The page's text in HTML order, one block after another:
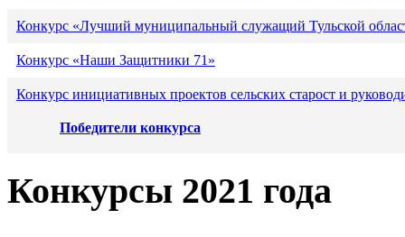
Конкурс «Лучший муниципальный служащий Тульской
Конкурс «Наши Защитники 71»
Конкурс инициативных проектов сельских старост и
Победители конкурса
Конкурсы 2021 года